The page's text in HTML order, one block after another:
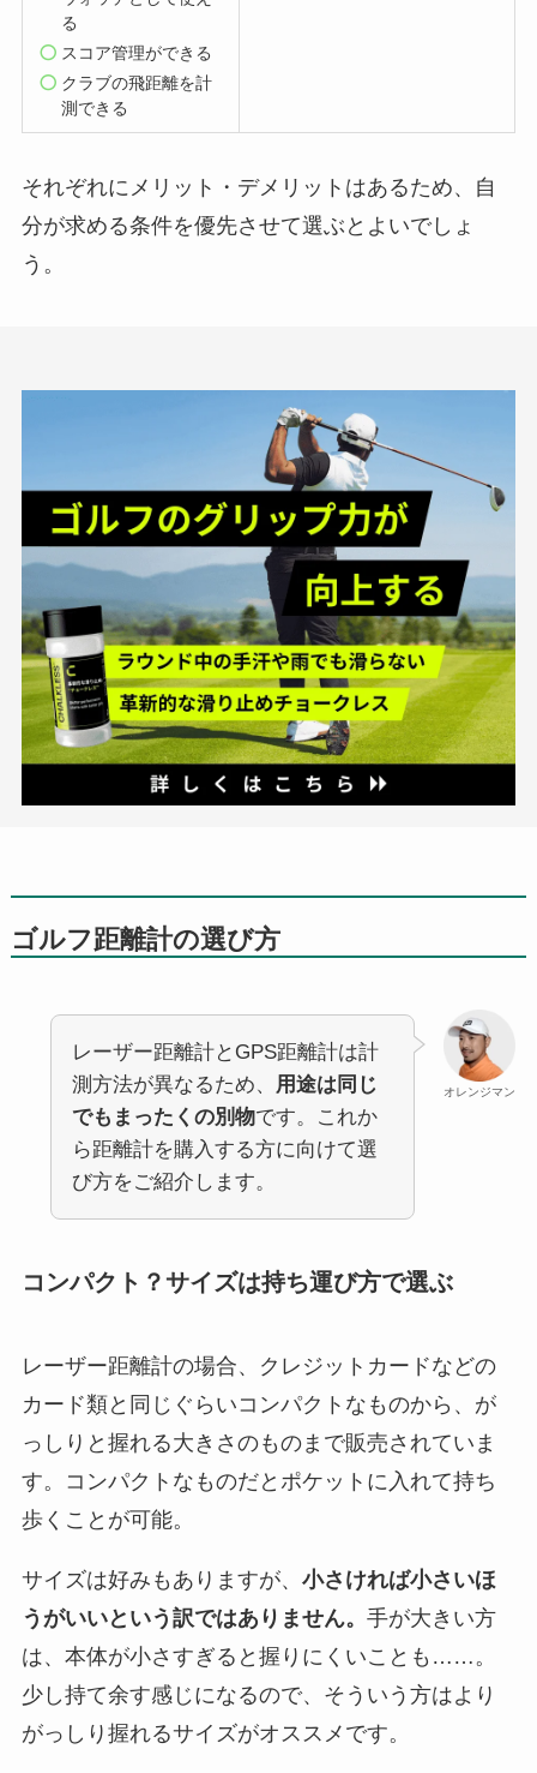
る
スコア管理ができる
クラブの飛距離を計
測できる
それぞれにメリット・デメリットはあるため、自
分が求める条件を優先させて選ぶとよいでしょ
う。
ゴルフ距離計の選び方
オレンジマン
レーザー距離計とGPS距離計は計
測方法が異なるため、
用途は同じ
でもまったくの別物です。これか
ら距離計を購入する方に向けて選
び方をご紹介します。
コンパクト？サイズは持ち運び方で選ぶ
レーザー距離計の場合、クレジットカードなどの
カード類と同じぐらいコンパクトなものから、が
っしりと握れる大きさのものまで販売されていま
す。コンパクトなものだとポケットに入れて持ち
歩くことが可能。
サイズは好みもありますが、 小さければ小さいほ
うがいいという訳ではありません。 手が大きい方
は、本体が小さすぎると握りにくいことも……。
少し持て余す感じになるので、そういう方はより
がっしり握れるサイズがオススメです。